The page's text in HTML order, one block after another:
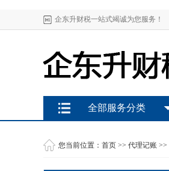
企东升财税一站式竭诚为您服务！
全部服务分类
您当前位置： 首页 >> 代理记账 >>